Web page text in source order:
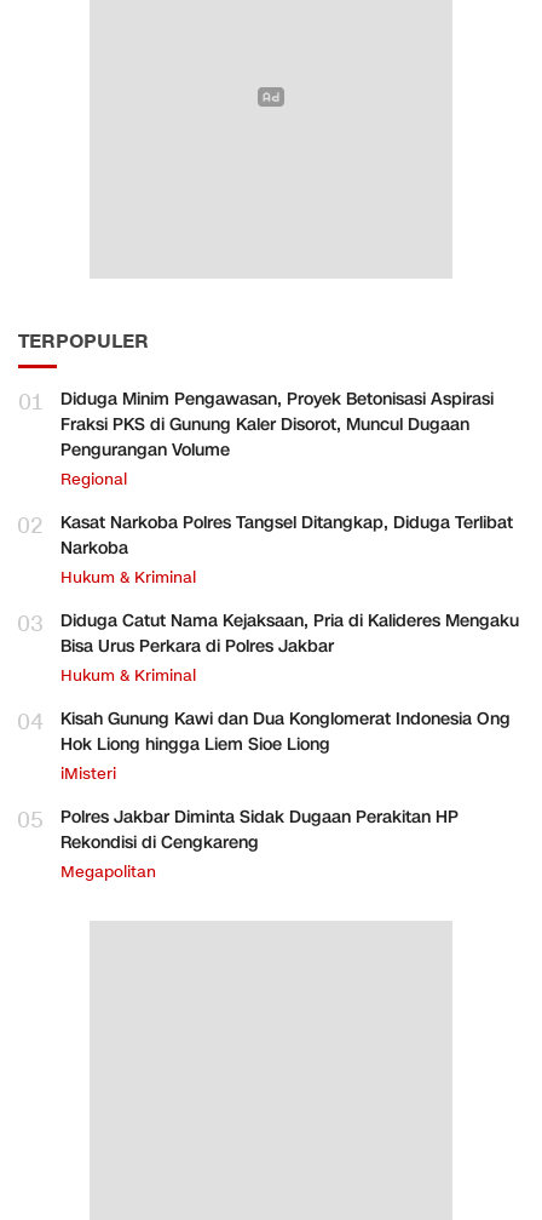
TERPOPULER
01
Diduga Minim Pengawasan, Proyek Betonisasi Aspirasi
Fraksi PKS di Gunung Kaler Disorot, Muncul Dugaan
Pengurangan Volume
Regional
02
Kasat Narkoba Polres Tangsel Ditangkap, Diduga Terlibat
Narkoba
Hukum & Kriminal
03
Diduga Catut Nama Kejaksaan, Pria di Kalideres Mengaku
Bisa Urus Perkara di Polres Jakbar
Hukum & Kriminal
04
Kisah Gunung Kawi dan Dua Konglomerat Indonesia Ong
Hok Liong hingga Liem Sioe Liong
iMisteri
05
Polres Jakbar Diminta Sidak Dugaan Perakitan HP
Rekondisi di Cengkareng
Megapolitan